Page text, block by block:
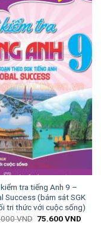
tra tiếng Anh 9 –
Success (bám sát SGK
tri thức với cuộc sống)
VND Giá
75.600VND